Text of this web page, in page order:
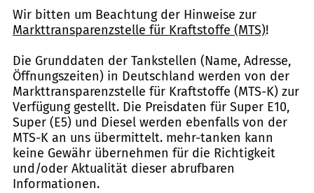
Wir bitten um Beachtung der Hinweise zur
Markttransparenzstelle für Kraftstoffe (MTS)!
Die Grunddaten der Tankstellen (Name, Adresse,
Öffnungszeiten) in Deutschland werden von der
Markttransparenzstelle für Kraftstoffe (MTS-K) zur
Verfügung gestellt. Die Preisdaten für Super E10,
Super (E5) und Diesel werden ebenfalls von der
MTS-K an uns übermittelt. mehr-tanken kann
keine Gewähr übernehmen für die Richtigkeit
und/oder Aktualität dieser abrufbaren
Informationen.